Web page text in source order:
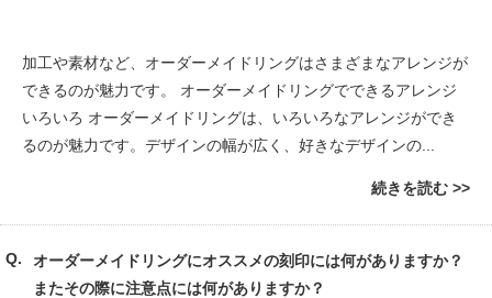
加工や素材など、オーダーメイドリングはさまざまなアレンジが
できるのが魅力です。 オーダーメイドリングでできるアレンジ
いろいろ オーダーメイドリングは、いろいろなアレンジができ
るのが魅力です。デザインの幅が広く、好きなデザインの...
続きを読む
オーダーメイドリングにオススメの刻印には何がありますか？
またその際に注意点には何がありますか？